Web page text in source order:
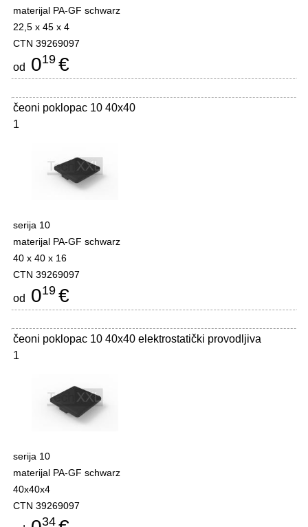
materijal PA-GF schwarz
22,5 x 45 x 4
CTN 39269097
od 019 €
čeoni poklopac 10 40x40
1
serija 10
materijal PA-GF schwarz
40 x 40 x 16
CTN 39269097
od 019 €
čeoni poklopac 10 40x40 elektrostatički provodljiva
1
serija 10
materijal PA-GF schwarz
40x40x4
CTN 39269097
34